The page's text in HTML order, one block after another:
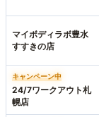
マイボディラボ豊水
すすきの店
キャンペーン中
24/7ワークアウト札
幌店